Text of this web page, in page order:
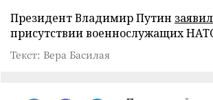
Президент Владимир Путин заявил
присутствии военнослужащих
Текст: Вера Басилая